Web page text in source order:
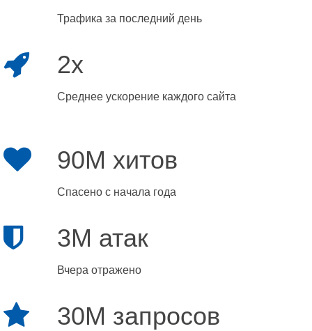
Трафика за последний день
2x
Среднее ускорение каждого сайта
90M хитов
Спасено с начала года
3M атак
Вчера отражено
30M запросов